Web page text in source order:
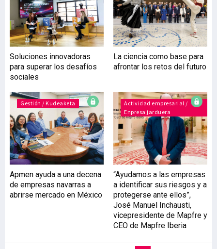
Soluciones innovadoras
para superar los desafíos
sociales
La ciencia como base para
afrontar los retos del futuro
Gestión / Kudeaketa
Apmen ayuda a una decena
de empresas navarras a
abrirse mercado en México
Actividad empresarial /
Enpresa jarduera
“Ayudamos a las empresas
a identificar sus riesgos y a
protegerse ante ellos”,
José Manuel Inchausti,
vicepresidente de Mapfre y
CEO de Mapfre Iberia